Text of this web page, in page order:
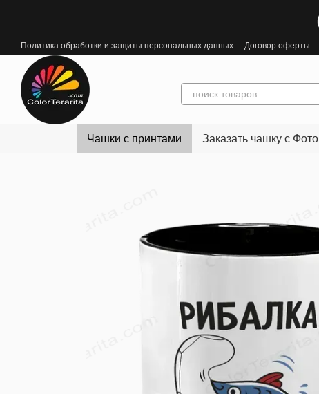
Политика обработки и защиты персональных данных Договор оферты
Чашки с принтами Заказать чашку с Фото